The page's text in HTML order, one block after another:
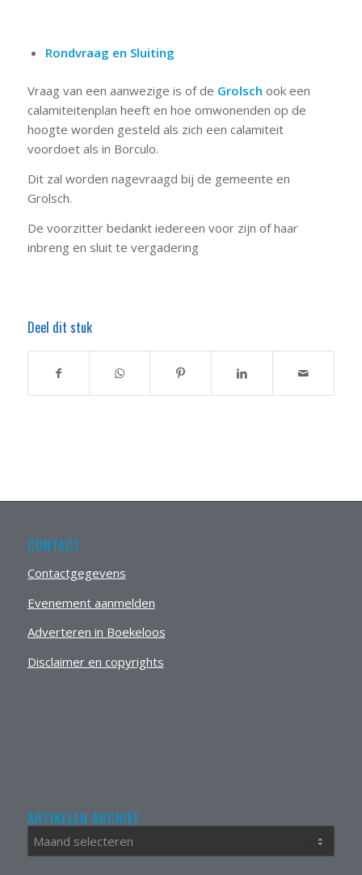
Rondvraag en Sluiting
Vraag van een aanwezige is of de Grolsch ook een
calamiteitenplan heeft en hoe omwonenden op de
hoogte worden gesteld als zich een calamiteit
voordoet als in Borculo.
Dit zal worden nagevraagd bij de gemeente en
Grolsch.
De voorzitter bedankt iedereen voor zijn of haar
inbreng en sluit te vergadering
Deel dit stuk
CONTACT
Contactgegevens
Evenement aanmelden
Adverteren in Boekeloos
Disclaimer en copyrights
ARTIKELEN ARCHIEF